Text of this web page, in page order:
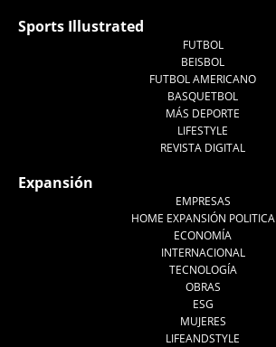
Sports Illustrated
FUTBOL
BEISBOL
FUTBOL AMERICANO
BASQUETBOL
MÁS DEPORTE
LIFESTYLE
REVISTA DIGITAL
Expansión
EMPRESAS
HOME EXPANSIÓN POLITICA
ECONOMÍA
INTERNACIONAL
TECNOLOGÍA
OBRAS
ESG
MUJERES
LIFEANDSTYLE